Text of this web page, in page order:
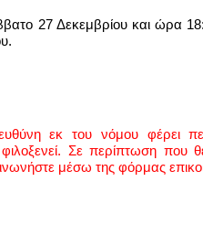
27 Δεκεμβρίου και ώρα
εκ του νόμου φέρει
Σε περίπτωση που
μέσω της φόρμας